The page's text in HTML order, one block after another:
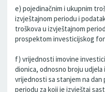
e) pojedinačnim i ukupnim
izvještajnom periodu i
troškova u izvještajnom
prospektom investicijskog
f) vrijednosti imovine
dionica, odnosno broju
vrijednosti sa stanjem na dan
periodu za koji je izvještaj